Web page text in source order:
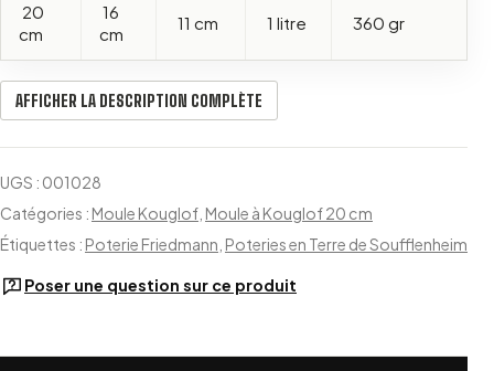
20
cm
16
cm
11 cm 1 litre 360 gr
AFFICHER LA DESCRIPTION COMPLÈTE
UGS : 001028
Catégories : Moule Kouglof Moule à Kouglof 20 cm
Étiquettes : Poterie Friedmann Poteries en Terre de Soufflenheim
Poser une question sur ce produit